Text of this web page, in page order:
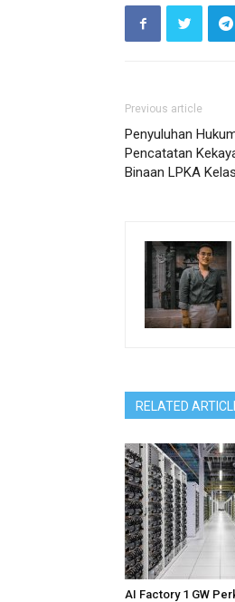
Previous article
Penyuluhan
Pencatatan
Binaan LPKA
RELATED
AI Factory 1 GW